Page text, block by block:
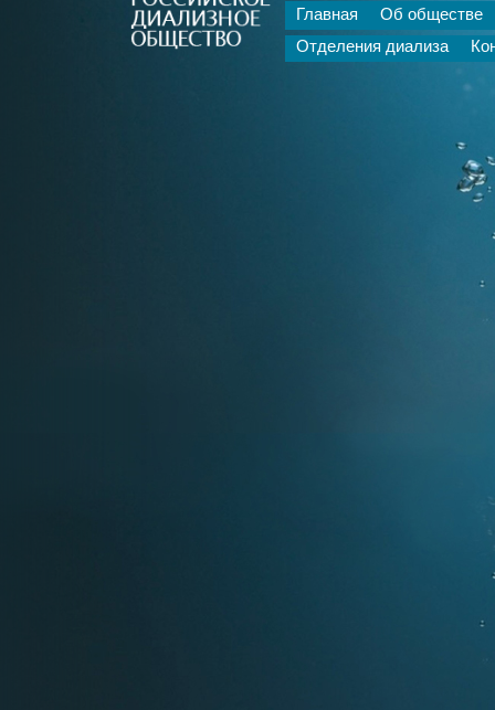
Главная
Об обществе
Отделения диализа